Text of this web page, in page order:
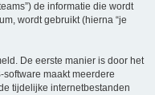
de informatie die wordt
wordt gebruikt (hierna “je
De eerste manier is door het
maakt meerdere
tijdelijke internetbestanden